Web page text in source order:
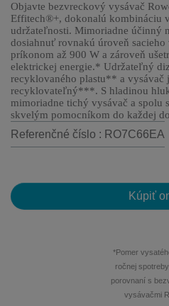
Objavte bezvreckový vysávač
Effitech®+, dokonalú kombináciu
udržateľnosti. Mimoriadne účinný
dosiahnuť rovnakú úroveň
príkonom až 900 W a zároveň
elektrickej energie.* Udržateľný
recyklovaného plastu** a vysávač
recyklovateľný***. S hladinou
mimoriadne tichý vysávač a spolu
skvelým pomocníkom do každej
Referenčné číslo : RO7C66EA
Kúpiť
*Pomer
ročnej
porovnaní s
vysávačmi